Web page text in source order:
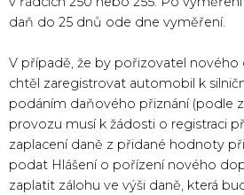
daň do 25 dnů ode dne vyměření.
V případě, že by pořizovatel
chtěl zaregistrovat automobil k
podáním daňového přiznání (podle
provozu musí k žádosti o registraci
zaplacení daně z přidané hodnoty
podat Hlášení o pořízení nového
zaplatit zálohu ve výši daně, která